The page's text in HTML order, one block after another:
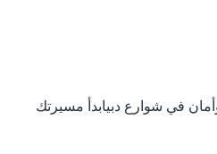
في شوارع دبيابدأ مسيرتك